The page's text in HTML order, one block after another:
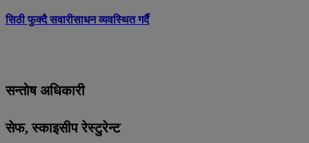
सिठी फुक्दै सवारीसाधन व्यवस्थित गर्दै
सन्तोष अधिकारी
सेफ, स्काइसीप रेस्टुरेन्ट